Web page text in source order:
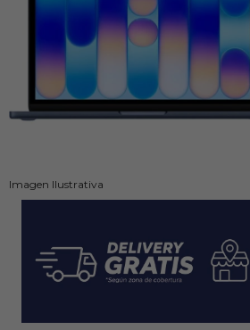
Imagen Ilustrativa